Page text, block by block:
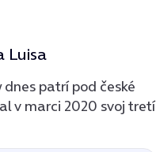
Luisa
patrí pod české
v marci 2020 svoj tretí